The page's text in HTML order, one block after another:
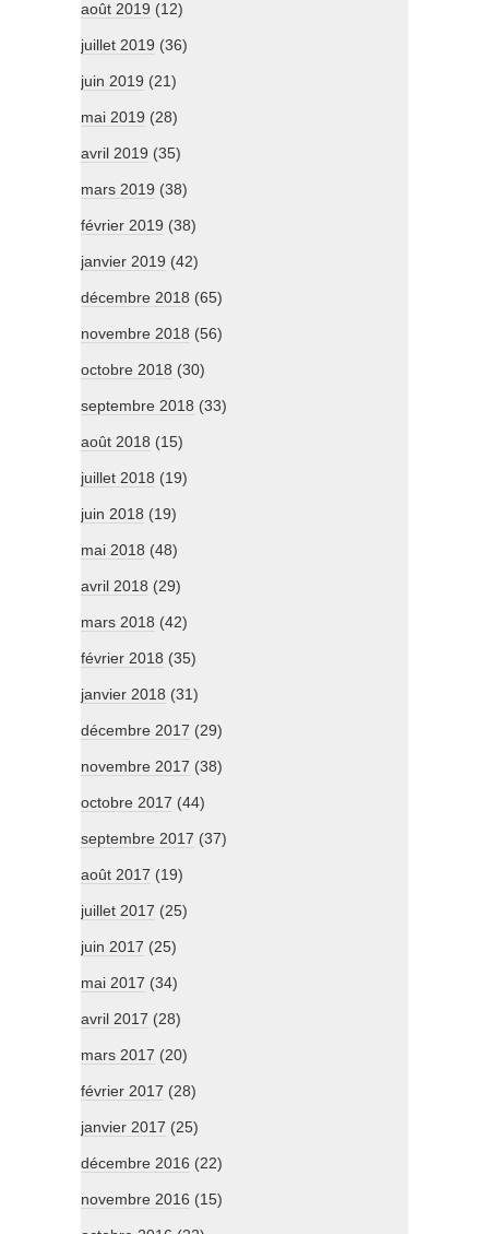
août 2019 (12)
juillet 2019 (36)
juin 2019 (21)
mai 2019 (28)
avril 2019 (35)
mars 2019 (38)
février 2019 (38)
janvier 2019 (42)
décembre 2018 (65)
novembre 2018 (56)
octobre 2018 (30)
septembre 2018 (33)
août 2018 (15)
juillet 2018 (19)
juin 2018 (19)
mai 2018 (48)
avril 2018 (29)
mars 2018 (42)
février 2018 (35)
janvier 2018 (31)
décembre 2017 (29)
novembre 2017 (38)
octobre 2017 (44)
septembre 2017 (37)
août 2017 (19)
juillet 2017 (25)
juin 2017 (25)
mai 2017 (34)
avril 2017 (28)
mars 2017 (20)
février 2017 (28)
janvier 2017 (25)
décembre 2016 (22)
novembre 2016 (15)